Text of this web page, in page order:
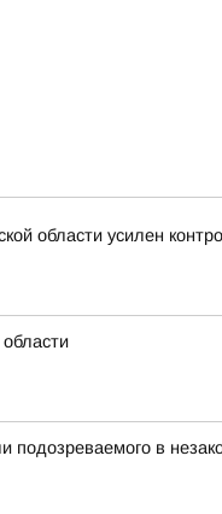
области усилен
в